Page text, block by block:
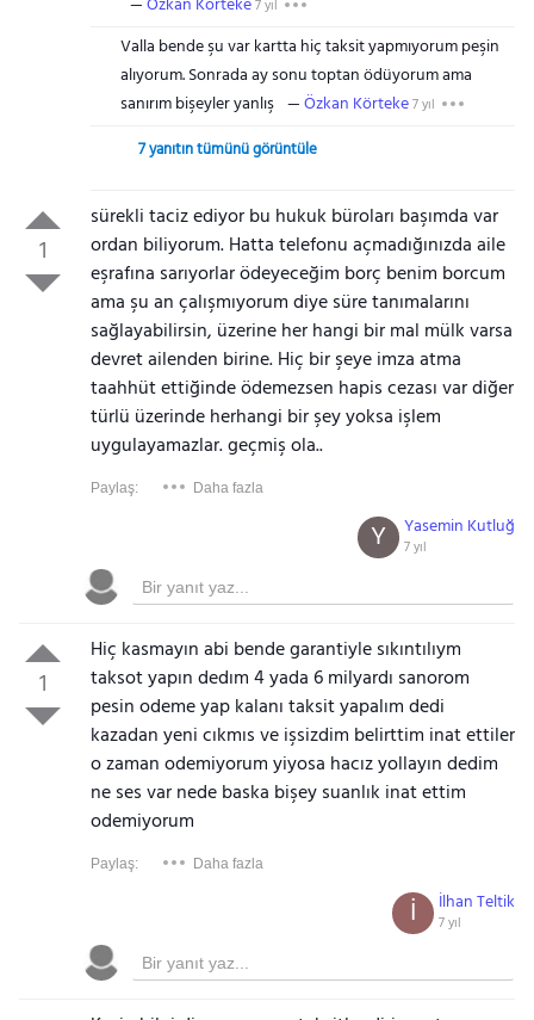
7 yıl
Valla bende şu var kartta hiç taksit yapmıyorum peşin
alıyorum. Sonrada ay sonu toptan ödüyorum ama
sanırım bişeyler yanlış
Özkan Körteke7 yıl
7 yanıtın tümünü görüntüle
1
sürekli taciz ediyor bu hukuk büroları başımda var
ordan biliyorum. Hatta telefonu açmadığınızda aile
eşrafına sarıyorlar ödeyeceğim borç benim borcum
ama şu an çalışmıyorum diye süre tanımalarını
sağlayabilirsin, üzerine her hangi bir mal mülk varsa
devret ailenden birine. Hiç bir şeye imza atma
taahhüt ettiğinde ödemezsen hapis cezası var diğer
türlü üzerinde herhangi bir şey yoksa işlem
uygulayamazlar. geçmiş ola..
Paylaş: Daha fazla
Yasemin Kutluğ
7 yıl
Y
1
Hiç kasmayın abi bende garantiyle sıkıntılıym
taksot yapın dedım 4 yada 6 milyardı sanorom
pesin odeme yap kalanı taksit yapalım dedi
kazadan yeni cıkmıs ve işsizdim belirttim inat ettiler
o zaman odemiyorum yiyosa hacız yollayın dedim
ne ses var nede baska bişey suanlık inat ettim
odemiyorum
Paylaş: Daha fazla
İlhan Teltik
7 yıl
İ